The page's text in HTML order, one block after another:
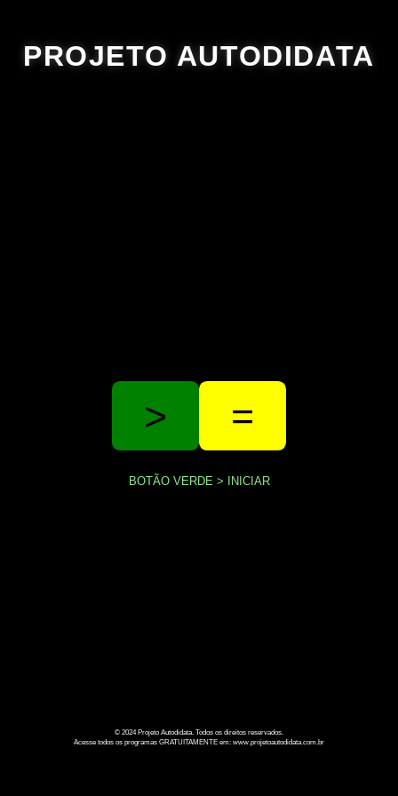
PROJETO AUTODIDATA
> =
BOTÃO VERDE > INICIAR
© 2024 Projeto Autodidata. Todos os direitos reservados.
Acesse todos os programas GRATUITAMENTE em: www.projetoautodidata.com.br